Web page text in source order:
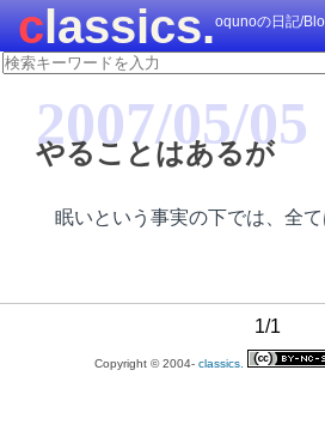
classics.oqunoの日記/
2007/05/05
やることはあるが
眠いという事実の下では、全
1/1
Copyright © 2004- classics.